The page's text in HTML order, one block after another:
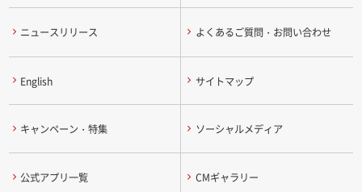
ニュースリリース よくあるご質問・お問い合わせ
English サイトマップ
キャンペーン・特集 ソーシャルメディア
公式アプリ一覧 CMギャラリー